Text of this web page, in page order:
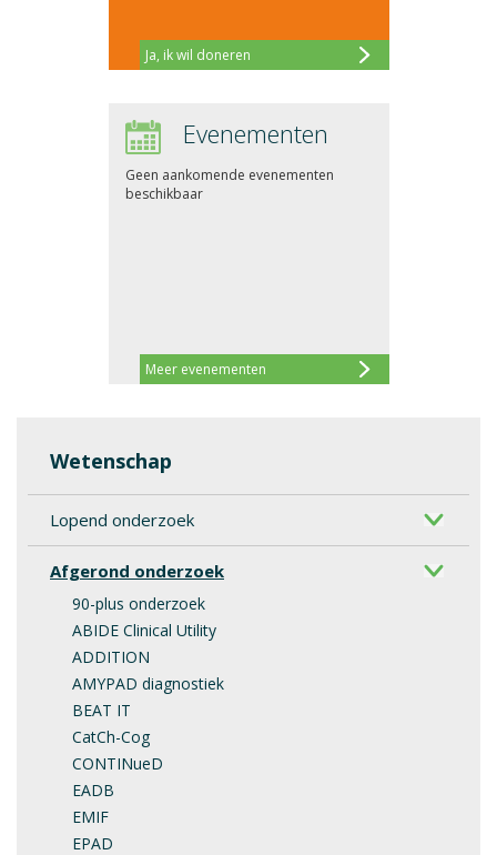
Wetenschap
Lopend onderzoek
Afgerond onderzoek
90-plus onderzoek
ABIDE Clinical Utility
ADDITION
AMYPAD diagnostiek
BEAT IT
CatCh-Cog
CONTINueD
EADB
EMIF
EPAD
Ja, ik wil doneren
Evenementen
Meer evenementen
Geen aankomende evenementen
beschikbaar